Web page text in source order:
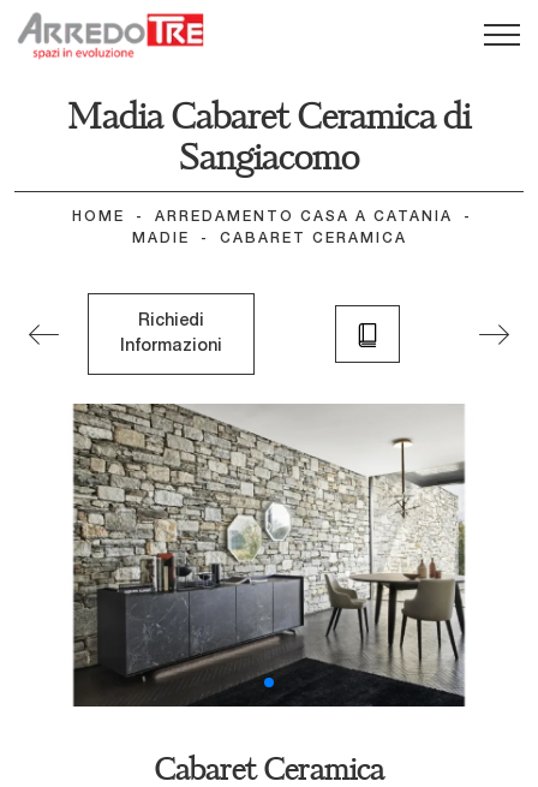
Madia Cabaret Ceramica di
Sangiacomo
HOME - ARREDAMENTO CASA A CATANIA
-
MADIE
- CABARET CERAMICA
Richiedi
Informazioni
Cabaret Ceramica